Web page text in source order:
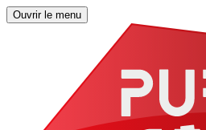
Ouvrir le menu